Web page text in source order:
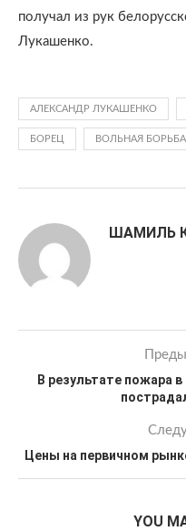
получал из рук
Лукашенко.
АЛЕКСАНДР ЛУКАШЕНКО
БОРЕЦ ВОЛЬНАЯ БОРЬБА
ШАМИЛЬ
В результате пожара
Цены на первичном
YOU